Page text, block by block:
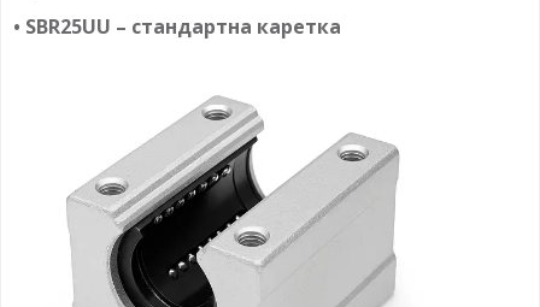
• SBR25UU – стандартна каретка